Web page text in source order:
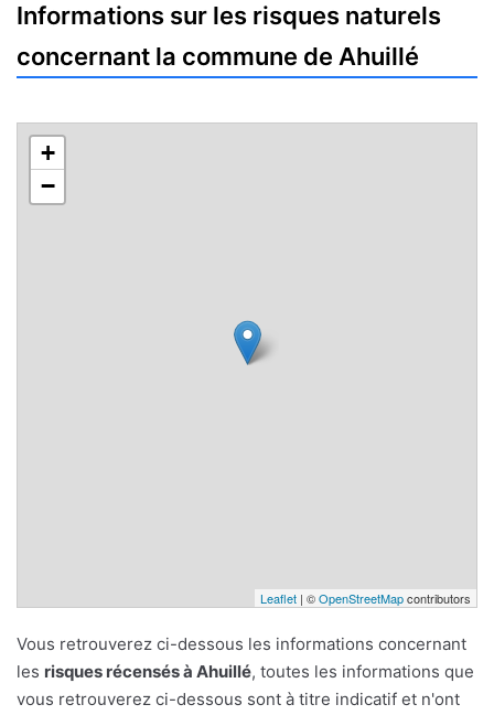
Informations sur les risques naturels
concernant la commune de Ahuillé
+
−
Leaflet | ©OpenStreetMapcontributors
Vous retrouverez ci-dessous les informations concernant
les risques récensés à Ahuillé, toutes les informations que
vous retrouverez ci-dessous sont à titre indicatif et n'ont